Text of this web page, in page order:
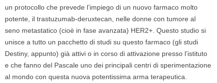
un protocollo che prevede l’impiego di un nuovo farmaco molto
potente, il trastuzumab-deruxtecan, nelle donne con tumore al
seno metastatico (cioè in fase avanzata) HER2+. Questo studio si
unisce a tutto un pacchetto di studi su questo farmaco (gli studi
Destiny, appunto) già attivi o in corso di attivazione presso l’istituto
e che fanno del Pascale uno dei principali centri di sperimentazione
al mondo con questa nuova potentissima arma terapeutica.